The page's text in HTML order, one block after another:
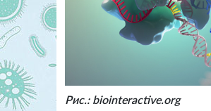
Рис.: biointeractive.org